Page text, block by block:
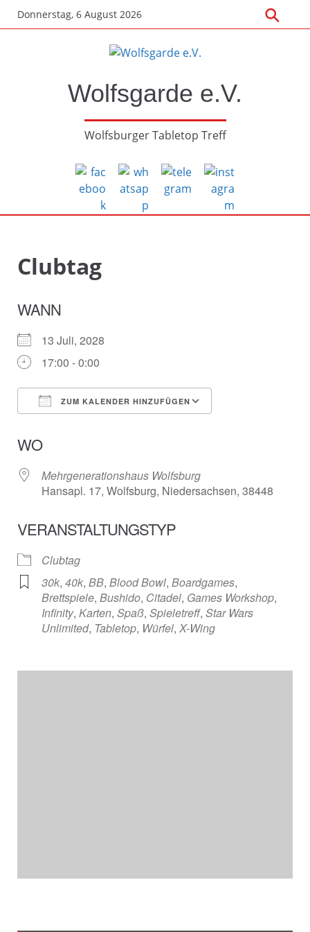
ZumDonnerstag, 6 August 2026
Wolfsgarde e.V.
Wolfsburger Tabletop Treff
Clubtag
WANN
13 Juli, 2028
17:00 - 0:00
ZUM KALENDER HINZUFÜGEN
WO
Mehrgenerationshaus Wolfsburg
Hansapl. 17, Wolfsburg, Niedersachsen, 38448
VERANSTALTUNGSTYP
Clubtag
30k, 40k, BB, Blood Bowl, Boardgames,
Brettspiele, Bushido, Citadel, Games Workshop,
Infinity, Karten, Spaß, Spieletreff, Star Wars
Unlimited, Tabletop, Würfel, X-Wing